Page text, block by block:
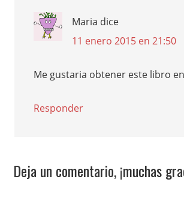
Maria dice
11 enero 2015 en 21:50
Me gustaria obtener este libro
Responder
Deja un comentario, ¡muchas